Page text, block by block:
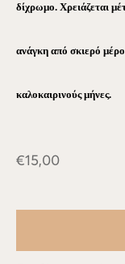
δίχρωμο. Χρειάζεται
ανάγκη από σκιερό
καλοκαιρινούς μήνες.
€15,00